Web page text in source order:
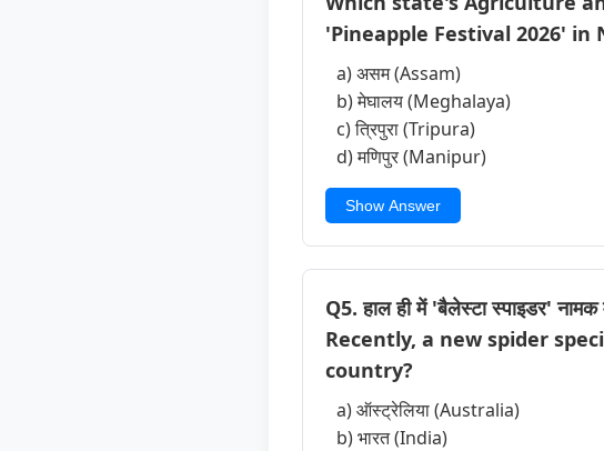
'Pineapple Festival 2026' in
a) असम (Assam)
b) मेघालय (Meghalaya)
c) त्रिपुरा (Tripura)
d) मणिपुर (Manipur)
Show Answer
Q5. हाल ही में 'बैलेस्टा स्पाइडर'
Recently, a new spider
country?
a) ऑस्ट्रेलिया (Australia)
b) भारत (India)